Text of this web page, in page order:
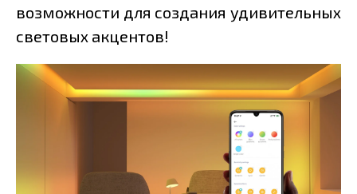
возможности для создания удивительных
световых акцентов!